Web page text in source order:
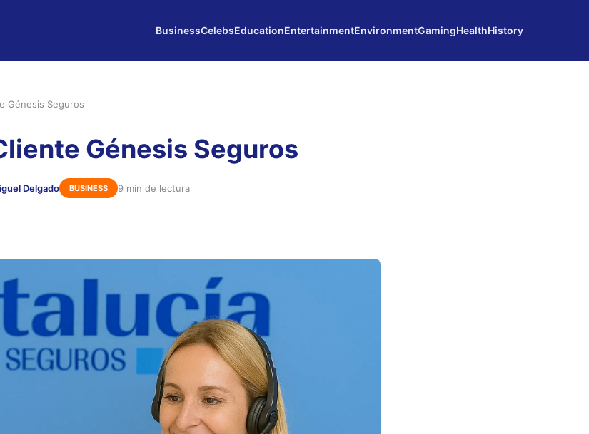
BusinessCelebsEducationEntertainmentEnvironmentGamingHealthHistory
Génesis Seguros
Génesis Seguros
Delgado BUSINESS 9 min de lectura